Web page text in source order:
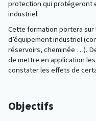
protection qui protégeront
industriel.
Cette formation portera sur
d’équipement industriel
réservoirs, cheminée …).
de mettre en application
constater les effets de
Objectifs